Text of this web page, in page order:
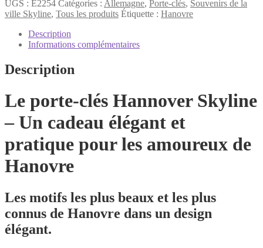
Hanovre
UGS : E2254 Catégories : Allemagne, Porte-clés, Souvenirs de la
ville Skyline, Tous les produits Étiquette : Hanovre
Description
Informations complémentaires
Description
Le porte-clés Hannover Skyline
– Un cadeau élégant et
pratique pour les amoureux de
Hanovre
Les motifs les plus beaux et les plus
connus de Hanovre dans un design
élégant.